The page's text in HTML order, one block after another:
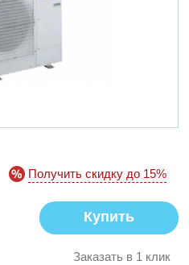
Получить скидку до 15%
Заказать в 1 клик